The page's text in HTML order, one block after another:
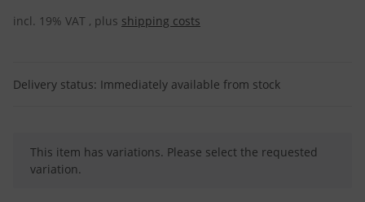
incl. 19% VAT , plus shipping costs
Delivery status: Immediately available from stock
x
This item has variations. Please select the requested
variation.